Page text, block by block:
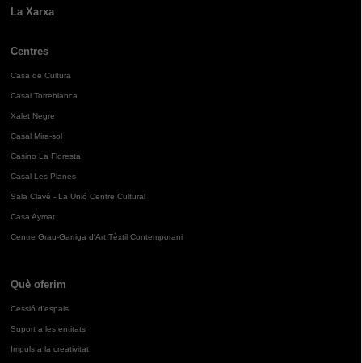
La Xarxa
Centres
Casa de Cultura
Casal Torreblanca
Xalet Negre
Casal Mira-sol
Casino La Floresta
Casal Les Planes
Sala Clavé - La Unió Centre Cultural
Casa Aymat
Centre Grau-Garriga d'Art Tèxtil Contemporani
Què oferim
Cessió d'espais
Suport a les entitats
Impuls a la creativitat